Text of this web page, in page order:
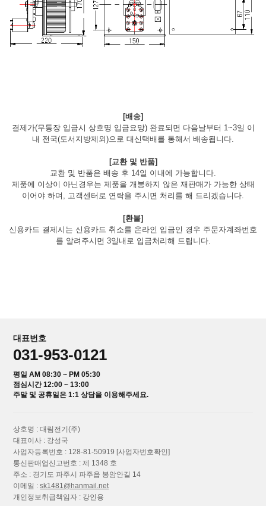
[배송]
결제가(무통장 입금시 상호명 입금요망) 완료되면 다음날부터 1~3일 이
내 전국(도서지방제외)으로 대신택배를 통해서 배송됩니다.
[교환 및 반품]
교환 및 반품은 배송 후 14일 이내에 가능합니다.
제품에 이상이 아닌경우는 제품을 개봉하지 않은 재판매가 가능한 상태
이어야 하며, 고객센터로 연락을 주시면 처리를 해 드리겠습니다.
[환불]
신용카드 결제시는 신용카드 취소를 온라인 입금인 경우 주문자계좌번호
를 알려주시면 3일내로 입금처리해 드립니다.
대표번호
031-953-0121
평일 AM 08:30 ~ PM 05:30
점심시간 12:00 ~ 13:00
주말 및 공휴일은 1:1 상담을 이용해주세요.
상호명 : 대림전기(주)
대표이사 : 강성국
사업자등록번호 : 128-81-50919 [사업자번호확인]
통신판매업신고번호 : 제 1348 호
주소 : 경기도 파주시 파주읍 봉암안길 14
이메일 :sk1481@hanmail.net
개인정보취급책임자 : 강인용